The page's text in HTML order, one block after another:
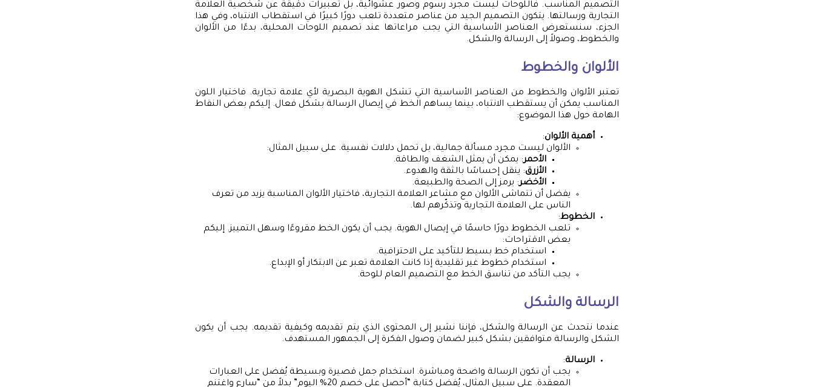
التصميم المناسب. فاللوحات ليست مجرد رسوم وصور عشوائية، بل تعبيرات دقيقة عن شخصية العلامة
التجارية ورسالتها. يتكون التصميم الجيد من عناصر متعددة تلعب دورًا كبيرًا في استقطاب الانتباه، وفي هذا
الجزء، سنستعرض العناصر الأساسية التي يجب مراعاتها عند تصميم اللوحات المحلية، بدءًا من الألوان
والخطوط، وصولاً إلى الرسالة والشكل.
الألوان والخطوط
تعتبر الألوان والخطوط من العناصر الأساسية التي تشكل الهوية البصرية لأي علامة تجارية. فاختيار اللون
المناسب يمكن أن يستقطب الانتباه، بينما يساهم الخط في إيصال الرسالة بشكل فعال. إليكم بعض النقاط
الهامة حول هذا الموضوع:
أهمية الألوان:
الألوان ليست مجرد مسألة جمالية، بل تحمل دلالات نفسية. على سبيل المثال:
الأحمر: يمكن أن يمثل الشغف والطاقة.
الأزرق: ينقل إحساسًا بالثقة والهدوء.
الأخضر: يرمز إلى الصحة والطبيعة.
يفضل أن تتماشى الألوان مع مشاعر العلامة التجارية، فاختيار الألوان المناسبة يزيد من تعرف
الناس على العلامة التجارية وتذكّرهم لها.
الخطوط:
تلعب الخطوط دورًا حاسمًا في إيصال الهوية. يجب أن يكون الخط مقروءًا وسهل التمييز. إليكم
بعض الاقتراحات:
استخدام خط بسيط للتأكيد على الاحترافية.
استخدام خطوط غير تقليدية إذا كانت العلامة تعبر عن الابتكار أو الإبداع.
يجب التأكد من تناسق الخط مع التصميم العام للوحة.
الرسالة والشكل
عندما نتحدث عن الرسالة والشكل، فإننا نشير إلى المحتوى الذي يتم تقديمه وكيفية تقديمه. يجب أن يكون
الشكل والرسالة متوافقين بشكل كبير لضمان وصول الفكرة إلى الجمهور المستهدف.
الرسالة:
يجب أن تكون الرسالة واضحة ومباشرة. استخدام جمل قصيرة وبسيطة يُفضل على العبارات
المعقدة. على سبيل المثال، يُفضل كتابة “أحصل على خصم 20% اليوم” بدلاً من “سارع واغتنم